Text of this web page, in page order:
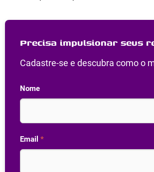
Precisa impulsionar seus
Cadastre-se e descubra como o
Nome
Email *